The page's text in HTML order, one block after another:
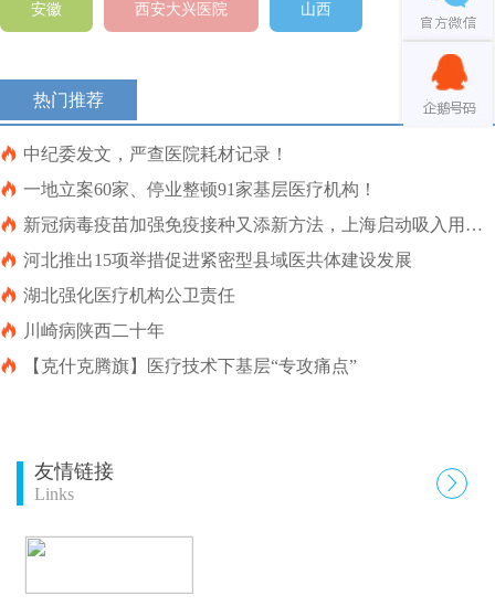
安徽 西安大兴医院 山西
热门推荐
 中纪委发文，严查医院耗材记录！
 一地立案60家、停业整顿91家基层医疗机构！
 新冠病毒疫苗加强免疫接种又添新方法，上海启动吸入用重
组新冠病毒疫苗（5型腺病毒载体）加强免疫接种
 河北推出15项举措促进紧密型县域医共体建设发展
 湖北强化医疗机构公卫责任
 川崎病陕西二十年

【克什克腾旗】医疗技术下基层“专攻痛点”
友情链接
Links
